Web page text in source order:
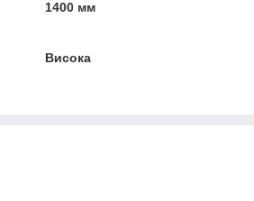
1400 мм
Висока